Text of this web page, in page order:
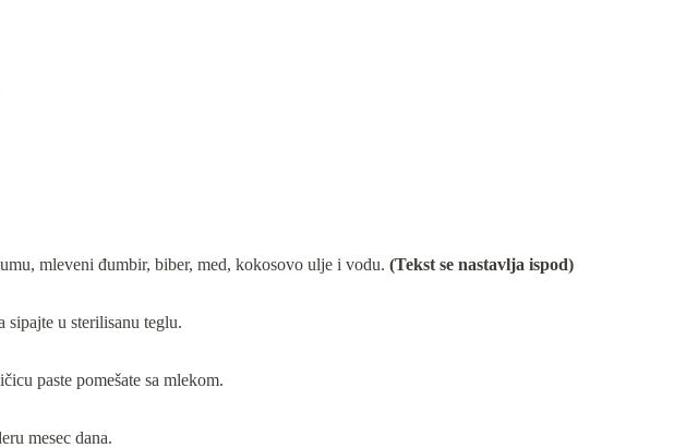
mleveni đumbir, biber, med, kokosovo ulje i vodu. (Tekst se nastavlja ispod)
sipajte u sterilisanu teglu.
paste pomešate sa mlekom.
mesec dana.